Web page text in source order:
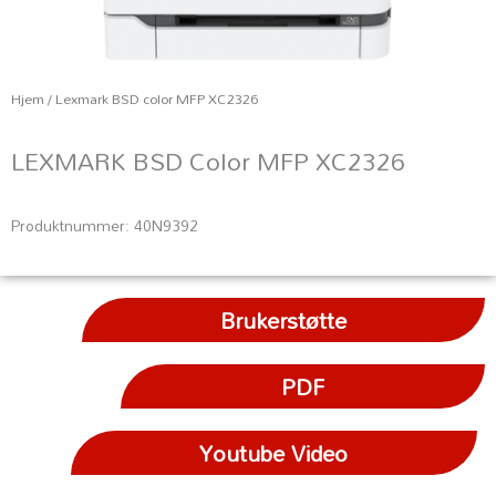
Hjem/ Lexmark BSD color MFP XC2326
LEXMARK BSD Color MFP XC2326
Produktnummer: 40N9392
Brukerstøtte
PDF
Youtube Video